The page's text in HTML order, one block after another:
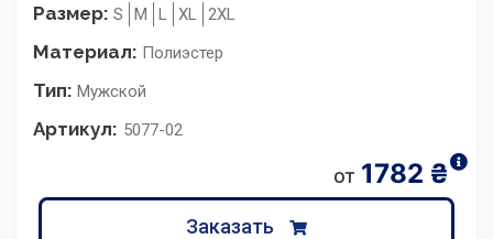
Размер: S M L XL 2XL
Материал: Полиэстер
Тип: Мужской
Артикул: 5077-02
от 1782 ₴
Заказать